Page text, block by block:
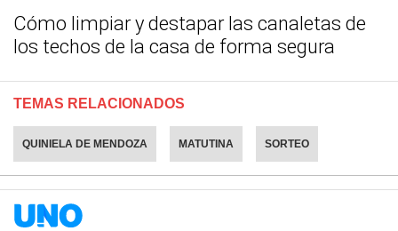
Cómo limpiar y destapar las canaletas de
los techos de la casa de forma segura
TEMAS RELACIONADOS
QUINIELA DE MENDOZA MATUTINA SORTEO